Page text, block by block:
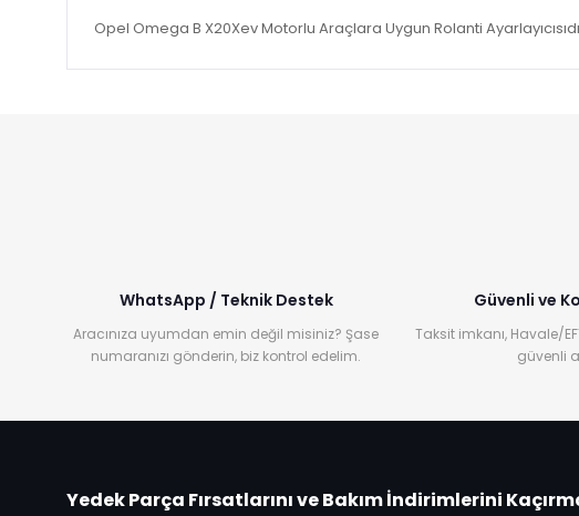
Opel Omega B X20Xev Motorlu Araçlara Uygun Rolanti
WhatsApp / Teknik Destek
Aracınıza uyumdan emin değil misiniz? Şase
numaranızı gönderin, biz kontrol edelim.
Güvenli ve
Taksit imkanı, Havale/
güvenli
Yedek Parça Fırsatlarını ve Bakım İndirimlerini